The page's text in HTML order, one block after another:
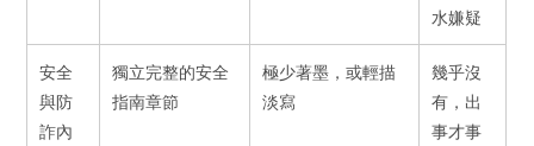
水嫌疑
安全
與防
詐內
獨立完整的安全
指南章節
極少著墨，或輕描
淡寫
幾乎沒
有，出
事才事